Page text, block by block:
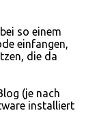
so einem
einfangen,
die da
(je nach
installiert